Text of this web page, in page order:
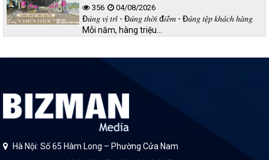
CHẤT LƯỢNG
356 04/08/2026
Đ𝑢́𝑛𝑔 𝑣𝑖̣ 𝑡𝑟𝑖́ - Đ𝑢́𝑛𝑔 𝑡ℎ𝑜̛̀𝑖 đ𝑖𝑒̂̉𝑚 - Đ𝑢́𝑛𝑔 𝑡𝑒̣̂𝑝 𝑘ℎ𝑎́𝑐ℎ ℎ𝑎̀𝑛𝑔
Mỗi năm, hàng triệu…
Hà Nội: Số 65 Hàm Long – Phường Cửa Nam